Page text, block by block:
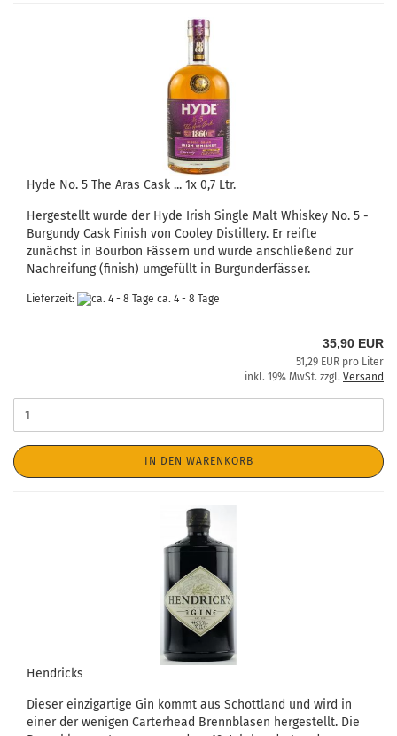
Hyde No. 5 The Aras Cask ... 1x 0,7 Ltr.
Hergestellt wurde der Hyde Irish Single Malt Whiskey No. 5 -
Burgundy Cask Finish von Cooley Distillery. Er reifte
zunächst in Bourbon Fässern und wurde anschließend zur
Nachreifung (finish) umgefüllt in Burgunderfässer.
Lieferzeit: ca. 4 - 8 Tage
35,90 EUR
51,29 EUR pro Liter
inkl. 19% MwSt. zzgl. Versand
IN DEN WARENKORB
Hendricks
Dieser einzigartige Gin kommt aus Schottland und wird in
einer der wenigen Carterhead Brennblasen hergestellt. Die